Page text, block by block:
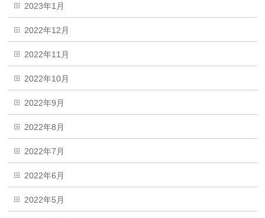
2023年1月
2022年12月
2022年11月
2022年10月
2022年9月
2022年8月
2022年7月
2022年6月
2022年5月